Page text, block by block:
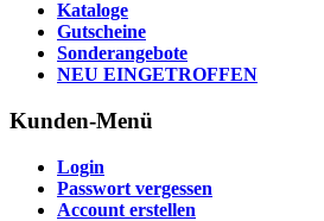
Kataloge
Gutscheine
Sonderangebote
NEU EINGETROFFEN
Kunden-Menü
Login
Passwort vergessen
Account erstellen